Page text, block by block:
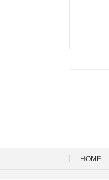
の
ペ
HOME